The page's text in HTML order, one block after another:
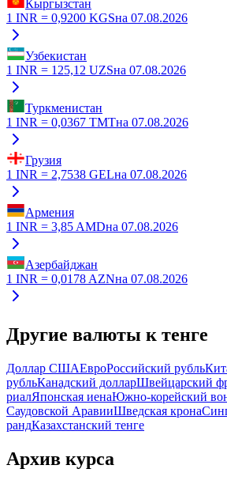
Кыргызстан
1 INR = 0,9200 KGSна 07.08.2026
Узбекистан
1 INR = 125,12 UZSна 07.08.2026
Туркменистан
1 INR = 0,0367 TMTна 07.08.2026
Грузия
1 INR = 2,7538 GELна 07.08.2026
Армения
1 INR = 3,85 AMDна 07.08.2026
Азербайджан
1 INR = 0,0178 AZNна 07.08.2026
Другие валюты к тенге
Доллар СШАЕвроРоссийский рубль
рубльКанадский долларШвейцарский
риалЯпонская иенаЮжно-корейский
Саудовской АравииШведская крона
рандКазахстанский тенге
Архив курса